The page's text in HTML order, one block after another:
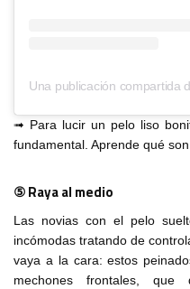
➟ Para lucir un pelo liso
fundamental. Aprende qué son
⑤ Raya al medio
Las novias con el pelo
incómodas tratando de
vaya a la cara: estos
mechones frontales,